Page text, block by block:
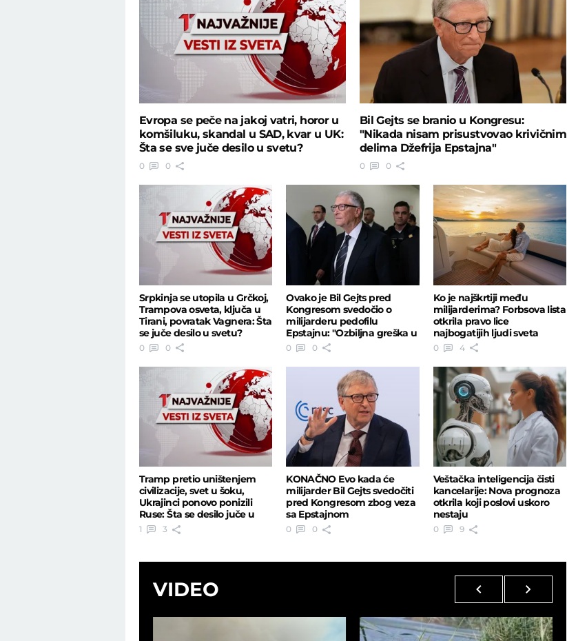
Evropa se peče na jakoj vatri, horor u
komšiluku, skandal u SAD, kvar u UK:
Šta se sve juče desilo u svetu?
0 0
Bil Gejts se branio u Kongresu:
"Nikada nisam prisustvovao krivičnim
delima Džefrija Epstajna"
0 0
Srpkinja se utopila u Grčkoj,
Trampova osveta, ključa u
Tirani, povratak Vagnera: Šta
se juče desilo u svetu?
0 0
Ovako je Bil Gejts pred
Kongresom svedočio o
milijarderu pedofilu
Epstajnu: "Ozbiljna greška u
proceni..."
0 0
Ko je najškrtiji među
milijarderima? Forbsova lista
otkrila pravo lice
najbogatijih ljudi sveta
0 4
Tramp pretio uništenjem
civilizacije, svet u šoku,
Ukrajinci ponovo ponizili
Ruse: Šta se desilo juče u
svetu?
1 3
KONAČNO Evo kada će
milijarder Bil Gejts svedočiti
pred Kongresom zbog veza
sa Epstajnom
0 0
Veštačka inteligencija čisti
kancelarije: Nova prognoza
otkrila koji poslovi uskoro
nestaju
0 9
16o C
Priština
VIDEO